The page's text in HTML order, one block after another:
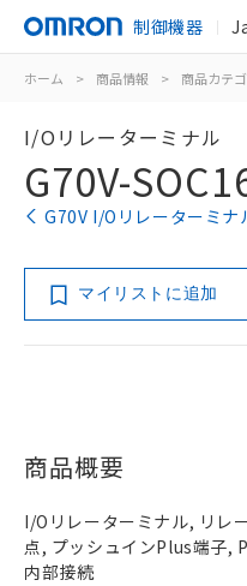
制御機器
ホーム > 商品情報 > 商品カテ
I/Oリレーターミナル
G70V-
G70V I/Oリレーターミナ
マイリストに追加
商品概要
I/Oリレーターミナル, リレ
点, プッシュインPlus端子,
内部接続